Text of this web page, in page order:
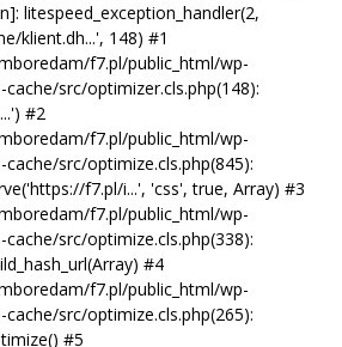
litespeed_exception_handler(2,
klient.dh...', 148) #1
f7.pl/public_html/wp-
src/optimizer.cls.php(148):
#2
f7.pl/public_html/wp-
src/optimize.cls.php(845):
f7.pl/i...', 'css', true, Array) #3
f7.pl/public_html/wp-
src/optimize.cls.php(338):
#4
f7.pl/public_html/wp-
src/optimize.cls.php(265):
#5